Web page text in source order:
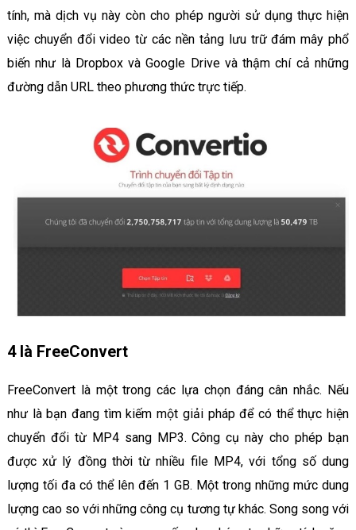
tính, mà dịch vụ này còn cho phép người sử dụng thực hiện
việc chuyển đổi video từ các nền tảng lưu trữ đám mây phổ
biến như là Dropbox và Google Drive và thậm chí cả những
đường dẫn URL theo phương thức trực tiếp.
4 là FreeConvert
FreeConvert là một trong các lựa chọn đáng cân nhắc. Nếu
như là bạn đang tìm kiếm một giải pháp để có thể thực hiện
chuyển đổi từ MP4 sang MP3. Công cụ này cho phép bạn
được xử lý đồng thời từ nhiều file MP4, với tổng số dung
lượng tối đa có thể lên đến 1 GB. Một trong những mức dung
lượng cao so với những công cụ tương tự khác. Song song với